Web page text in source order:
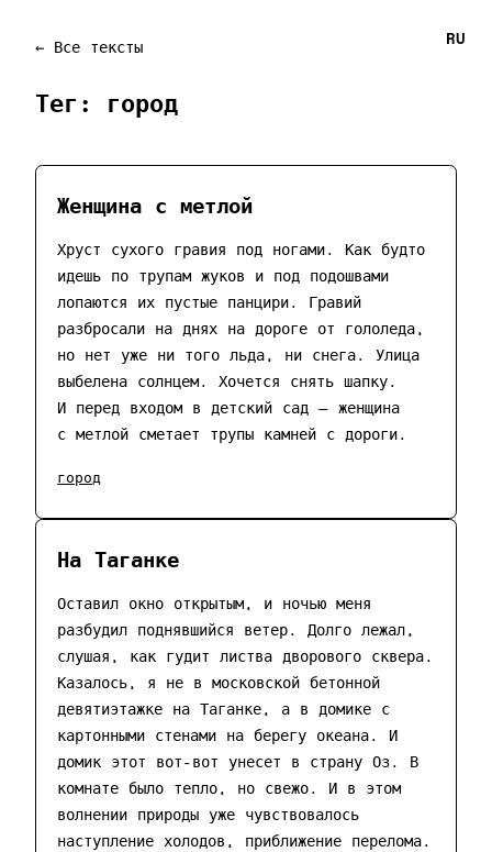
RU
← Все тексты
Тег: город
Женщина с метлой
Хруст сухого гравия под ногами. Как будто
идешь по трупам жуков и под подошвами
лопаются их пустые панцири. Гравий
разбросали на днях на дороге от гололеда,
но нет уже ни того льда, ни снега. Улица
выбелена солнцем. Хочется снять шапку.
И перед входом в детский сад — женщина
с метлой сметает трупы камней с дороги.
город
На Таганке
Оставил окно открытым, и ночью меня
разбудил поднявшийся ветер. Долго лежал,
слушая, как гудит листва дворового сквера.
Казалось, я не в московской бетонной
девятиэтажке на Таганке, а в домике с
картонными стенами на берегу океана. И
домик этот вот-вот унесет в страну Оз. В
комнате было тепло, но свежо. И в этом
волнении природы уже чувствовалось
наступление холодов, приближение перелома.